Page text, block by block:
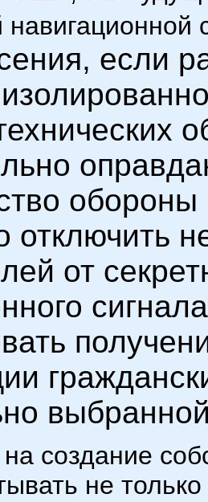
если
отключить
от
создание
не